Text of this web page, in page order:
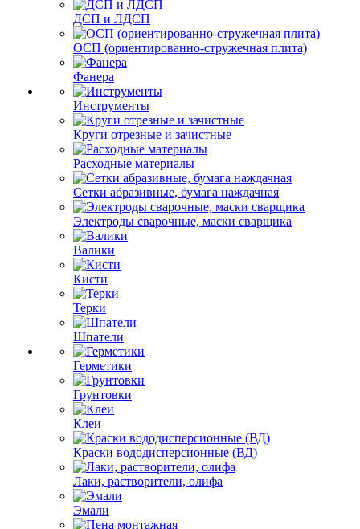
ДСП и ЛДСП
ОСП (ориентированно-стружечная плита)
Фанера
Инструменты
Круги отрезные и зачистные
Расходные материалы
Сетки абразивные, бумага наждачная
Электроды сварочные, маски сварщика
Валики
Кисти
Терки
Шпатели
Герметики
Грунтовки
Клеи
Краски вододисперсионные (ВД)
Лаки, растворители, олифа
Эмали